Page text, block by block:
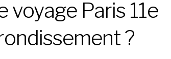
voyage Paris 11e
?